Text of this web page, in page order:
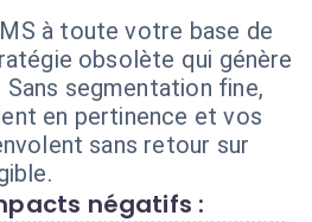
à toute votre base de
obsolète qui génère
segmentation fine,
en pertinence et vos
sans retour sur
négatifs :